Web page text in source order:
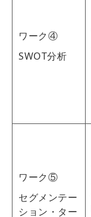
ワーク④
SWOT分析
ワーク⑤
セグメンテー
ション・ター